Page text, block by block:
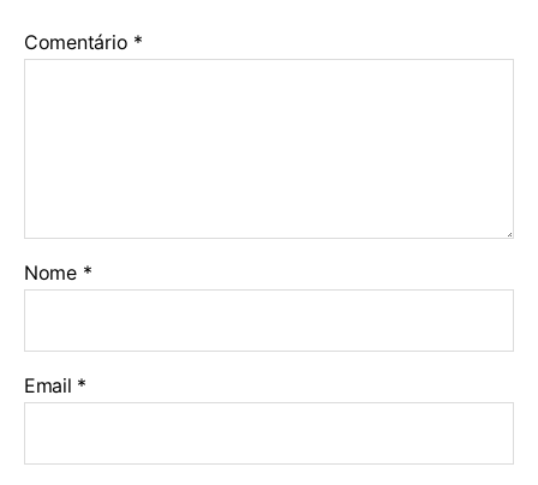
Comentário *
Nome *
Email *